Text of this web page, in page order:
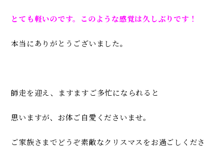
とても軽いのです。このような感覚は久しぶりです！
本当にありがとうございました。
師走を迎え、ますますご多忙になられると
思いますが、 お体ご自愛くださいませ。
ご家族さまでどうぞ素敵なクリスマスをお過ごしくださ